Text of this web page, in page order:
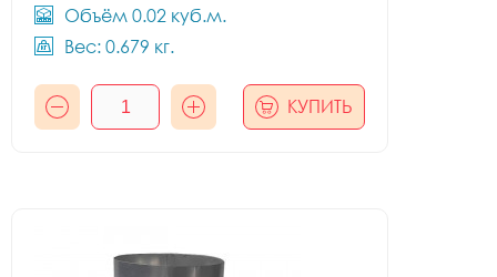
Объём 0.02 куб.м.
Вес: 0.679 кг.
КУПИТЬ